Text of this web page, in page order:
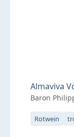
Almaviva
Baron
Rotwein